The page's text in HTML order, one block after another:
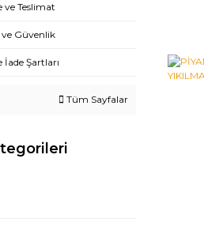
ve Teslimat
Güvenlik
İade Şartları
Tüm Sayfalar